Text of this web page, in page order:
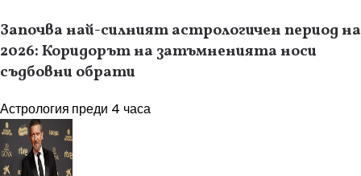
Започва най-силният астрологичен период на
2026: Коридорът на затъмненията носи
съдбовни обрати
Астрология преди 4 часа